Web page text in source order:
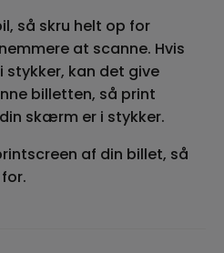
så skru helt op for
at scanne. Hvis
kan det give
billetten, så print
skærm er i stykker.
af din billet, så